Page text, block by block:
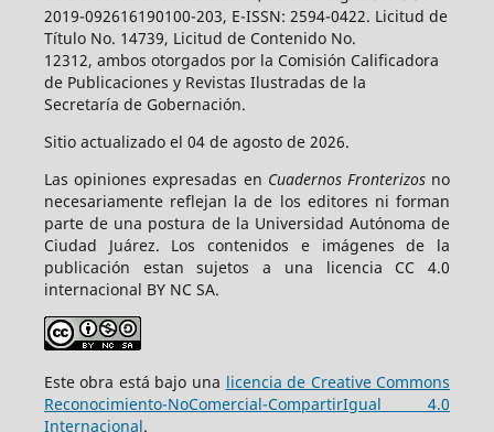
2019-092616190100-203, E-ISSN: 2594-0422. Licitud de
Título No. 14739, Licitud de Contenido No.
12312, ambos otorgados por la Comisión Calificadora
de Publicaciones y Revistas Ilustradas de la
Secretaría de Gobernación.
Sitio actualizado el 04 de agosto de 2026.
Las opiniones expresadas en Cuadernos Fronterizosno
necesariamente reflejan la de los editores ni forman
parte de una postura de la Universidad Autónoma de
Ciudad Juárez. Los contenidos e imágenes de la
publicación estan sujetos a una licencia CC 4.0
internacional BY NC SA.
Este obra está bajo una licencia de Creative Commons
Reconocimiento-NoComercial-CompartirIgual 4.0
Internacional.